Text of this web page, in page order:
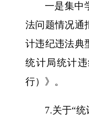
一是集中
法问题情况通
计违纪违法典
统计局统计
行）》。
7.关于“